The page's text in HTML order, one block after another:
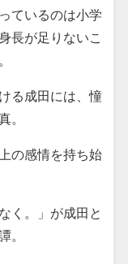
ているのは小学
長が足りないこ
る成田には、憧
。
の感情を持ち始
く。」が成田と
。